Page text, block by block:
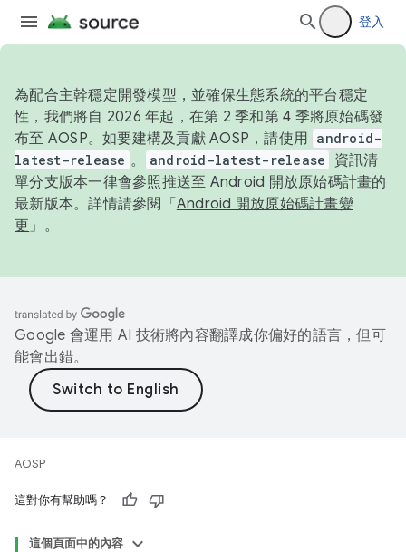
登入
為配合主幹穩定開發模型，並確保生態系統的平台穩定
性，我們將自 2026 年起，在第 2 季和第 4 季將原始碼發
布至 AOSP。如要建構及貢獻 AOSP，請使用 android-
latest-release 。 android-latest-release
資訊清
單分支版本一律會參照推送至 Android 開放原始碼計畫的
最新版本。詳情請參閱「 Android 開放原始碼計畫變
更 」。
Google 會運用 AI 技術將內容翻譯成你偏好的語言，但可
能會出錯。
AOSP
這對你有幫助嗎？
這個頁面中的內容